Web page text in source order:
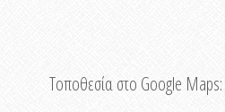
Τοποθεσία στο Google Maps: